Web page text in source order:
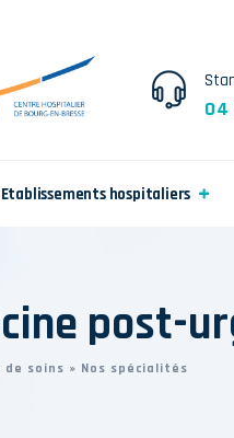
04
Etablissements hospitaliers
post-
de soins » Nos spécialités